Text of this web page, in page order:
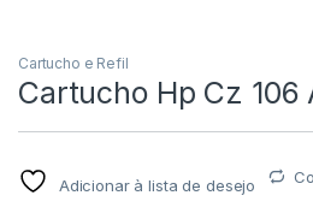
Cartucho e Refil
Cartucho Hp Cz 106
Adicionar à lista de desejo